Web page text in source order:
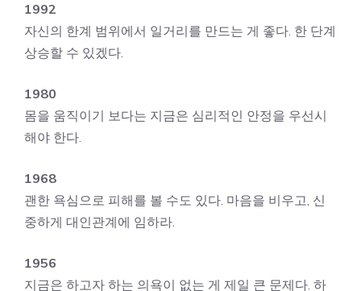
1992
자신의 한계 범위에서 일거리를 만드는 게 좋다. 한 단계
상승할 수 있겠다.
1980
몸을 움직이기 보다는 지금은 심리적인 안정을 우선시
해야 한다.
1968
괜한 욕심으로 피해를 볼 수도 있다. 마음을 비우고, 신
중하게 대인관계에 임하라.
1956
지금은 하고자 하는 의욕이 없는 게 제일 큰 문제다. 하